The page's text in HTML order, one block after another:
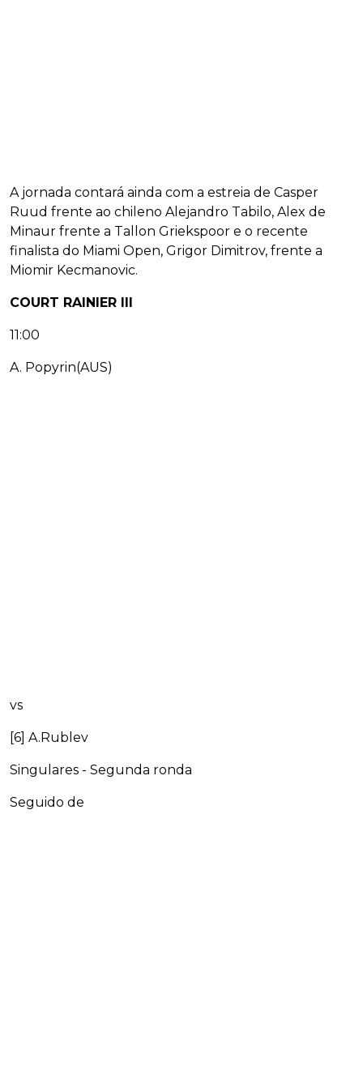
A jornada contará ainda com a estreia de Casper
Ruud frente ao chileno Alejandro Tabilo, Alex de
Minaur frente a Tallon Griekspoor e o recente
finalista do Miami Open, Grigor Dimitrov, frente a
Miomir Kecmanovic.
COURT RAINIER III
11:00
A. Popyrin(AUS)
vs
[6] A.Rublev
Singulares - Segunda ronda
Seguido de